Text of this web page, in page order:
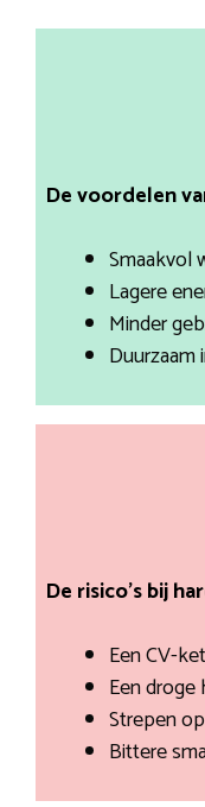
De voordelen
Smaakvol
Lagere
Minder
De risico’s bij
Een CV-
Een droge
Strepen
Bittere